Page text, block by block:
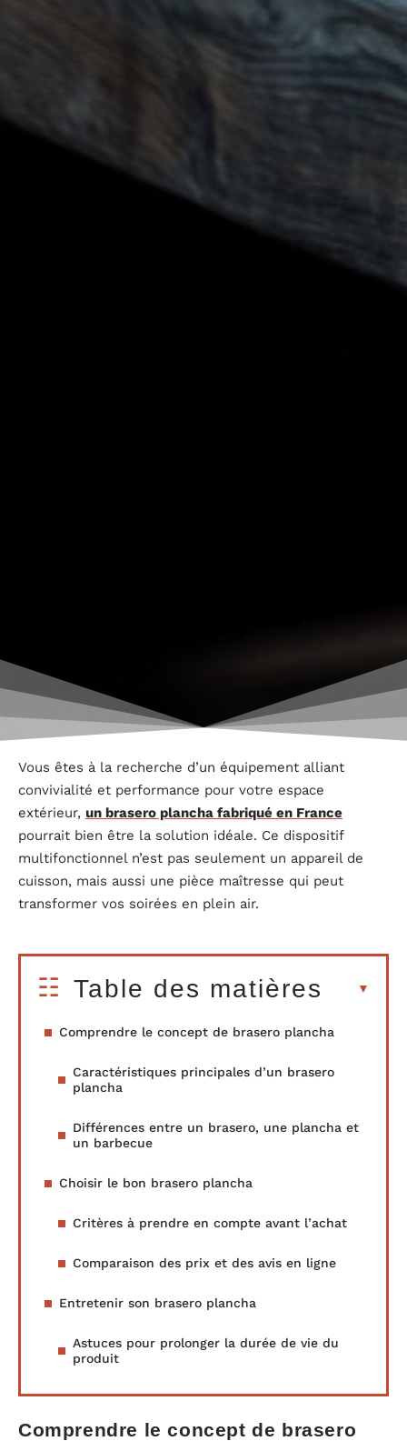
Vous êtes à la recherche d’un équipement alliant
convivialité et performance pour votre espace
extérieur, un brasero plancha fabriqué en France
pourrait bien être la solution idéale. Ce dispositif
multifonctionnel n’est pas seulement un appareil de
cuisson, mais aussi une pièce maîtresse qui peut
transformer vos soirées en plein air.
Table des matières
Comprendre le concept de brasero plancha
Caractéristiques principales d’un brasero
plancha
Différences entre un brasero, une plancha et
un barbecue
Choisir le bon brasero plancha
Critères à prendre en compte avant l’achat
Comparaison des prix et des avis en ligne
Entretenir son brasero plancha
Astuces pour prolonger la durée de vie du
produit
Comprendre le concept de brasero